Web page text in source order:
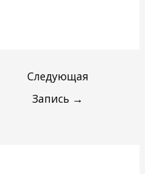
Следующая
Запись →